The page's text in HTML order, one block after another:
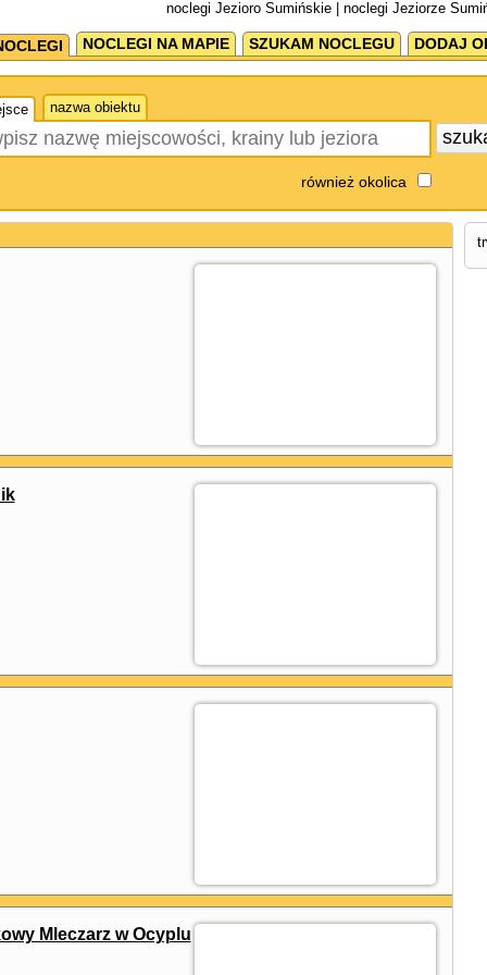
noclegi Jezioro Sumińskie | noclegi Jeziorze
NOCLEGI NA MAPIE SZUKAM NOCLEGU DODAJ
nazwa obiektu
również okolica
Mleczarz w Ocyplu